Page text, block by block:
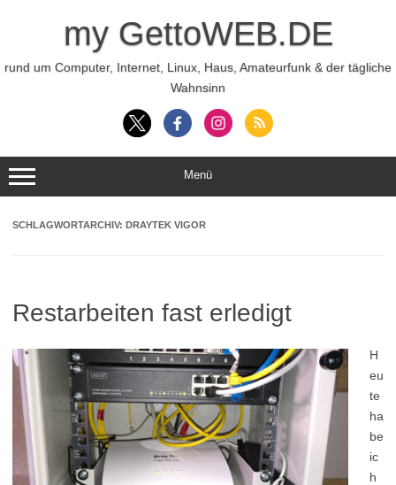
my GettoWEB.DE
rund um Computer, Internet, Linux, Haus, Amateurfunk & der tägliche
Wahnsinn
Menü
SCHLAGWORTARCHIV: DRAYTEK VIGOR
Restarbeiten fast erledigt
H
eu
te
ha
be
ic
h